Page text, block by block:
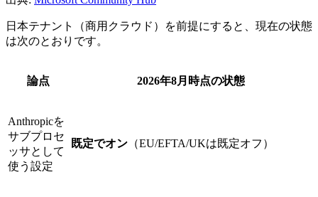
日本テナント（商用クラウド）を前提にすると、現在の状態
は次のとおりです。
論点 2026年8月時点の状態
Anthropicを
サブプロセ
ッサとして
使う設定
既定でオン （EU/EFTA/UKは既定オフ）